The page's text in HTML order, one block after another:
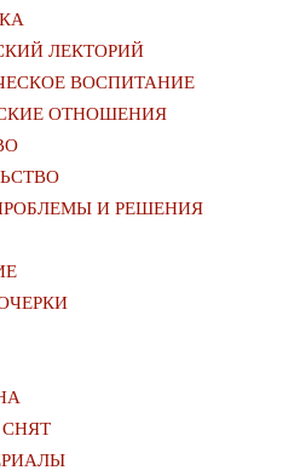
ЛЕКТОРИЙ
ВОСПИТАНИЕ
ОТНОШЕНИЯ
И РЕШЕНИЯ